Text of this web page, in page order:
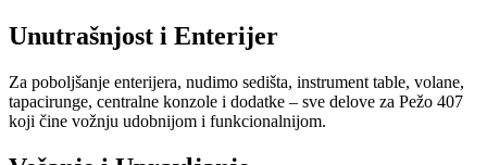
Unutrašnjost i Enterijer
Za poboljšanje enterijera, nudimo sedišta, instrument table, volane,
tapacirunge, centralne konzole i dodatke – sve delove za Pežo 407
koji čine vožnju udobnijom i funkcionalnijom.